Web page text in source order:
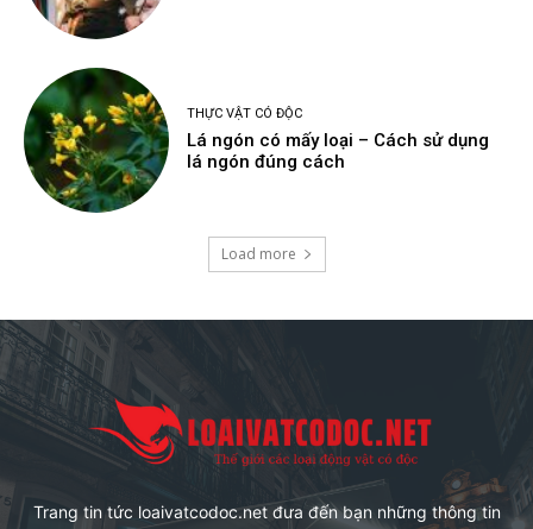
THỰC VẬT CÓ ĐỘC
Lá ngón có mấy loại – Cách sử dụng
lá ngón đúng cách
Load more
Trang tin tức loaivatcodoc.net đưa đến bạn những thông tin